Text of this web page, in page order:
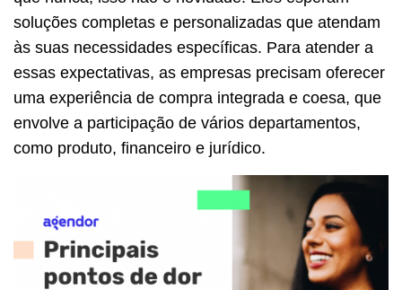
soluções completas e personalizadas que atendam
às suas necessidades específicas. Para atender a
essas expectativas, as empresas precisam oferecer
uma experiência de compra integrada e coesa, que
envolve a participação de vários departamentos,
como produto, financeiro e jurídico.